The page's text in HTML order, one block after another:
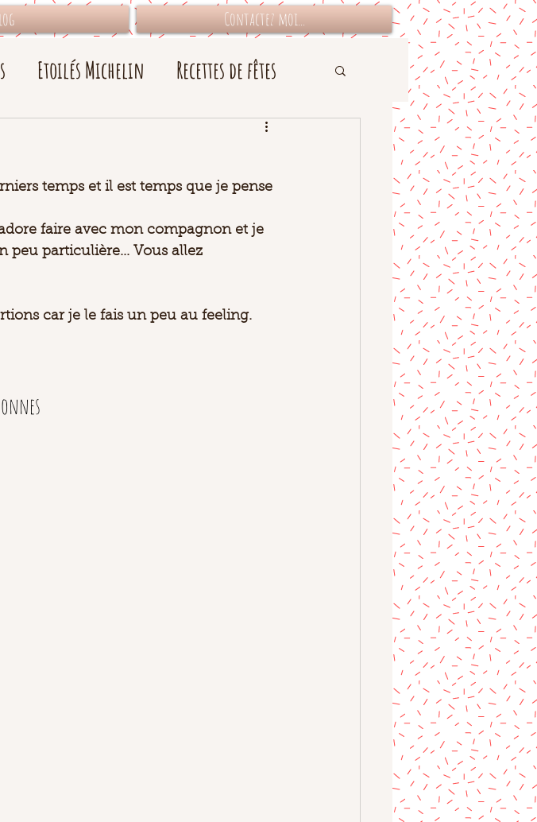
Contactez moi...
Etoilés Michelin Recettes de fêtes
temps et il est temps que je pense
faire avec mon compagnon et je
peu particulière... Vous allez
car je le fais un peu au feeling.